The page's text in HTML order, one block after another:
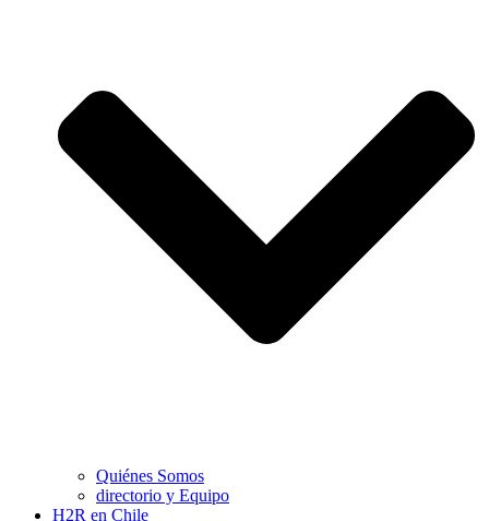
Quiénes Somos
directorio y Equipo
H2R en Chile